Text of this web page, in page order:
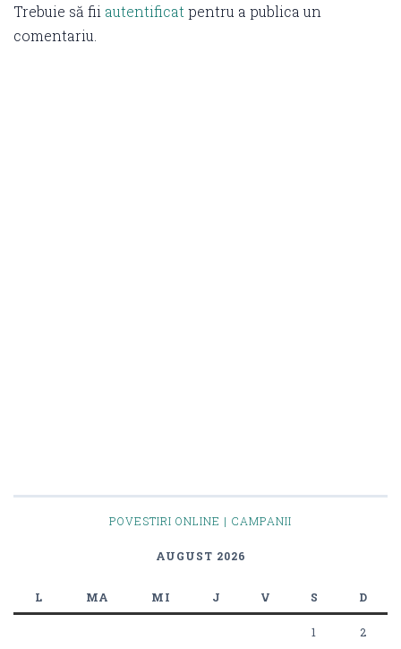
Trebuie să fii autentificat pentru a publica un
comentariu.
POVESTIRI ONLINE | CAMPANII
AUGUST 2026
L MA MI J V S D
1 2